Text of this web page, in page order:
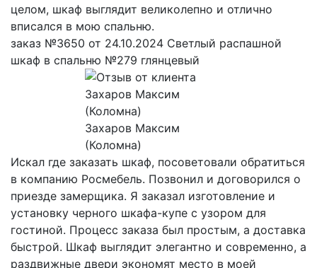
целом, шкаф выглядит великолепно и отлично
вписался в мою спальню.
заказ №3650 от 24.10.2024 Светлый распашной
шкаф в спальню №279 глянцевый
Захаров Максим
(Коломна)
Искал где заказать шкаф, посоветовали обратиться
в компанию Росмебель. Позвонил и договорился о
приезде замерщика. Я заказал изготовление и
установку черного шкафа-купе с узором для
гостиной. Процесс заказа был простым, а доставка
быстрой. Шкаф выглядит элегантно и современно, а
раздвижные двери экономят место в моей